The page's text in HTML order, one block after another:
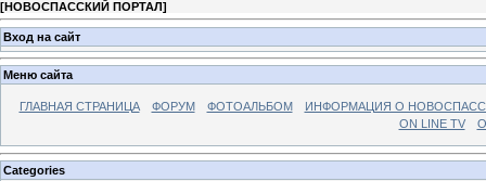
[НОВОСПАССКИЙ ПОРТАЛ]
Вход на сайт
Меню сайта
ГЛАВНАЯ СТРАНИЦА ФОРУМ ФОТОАЛЬБОМ
ИНФОРМАЦИЯ О
ON LINE TV
Categories